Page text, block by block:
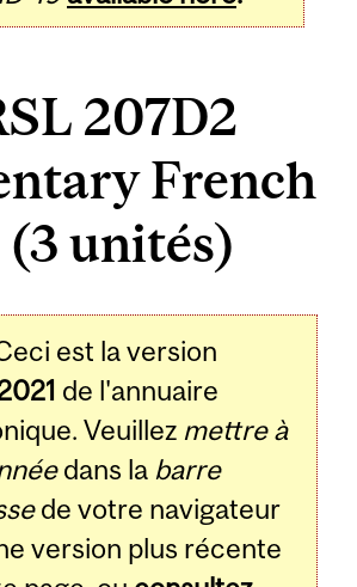
207D2
French
(3 unités)
est la version
de l'annuaire
Veuillez mettre à
dans la barre
de votre navigateur
version plus récente